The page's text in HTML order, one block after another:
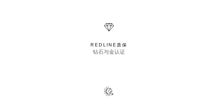
REDLINE质保
钻石与金认证